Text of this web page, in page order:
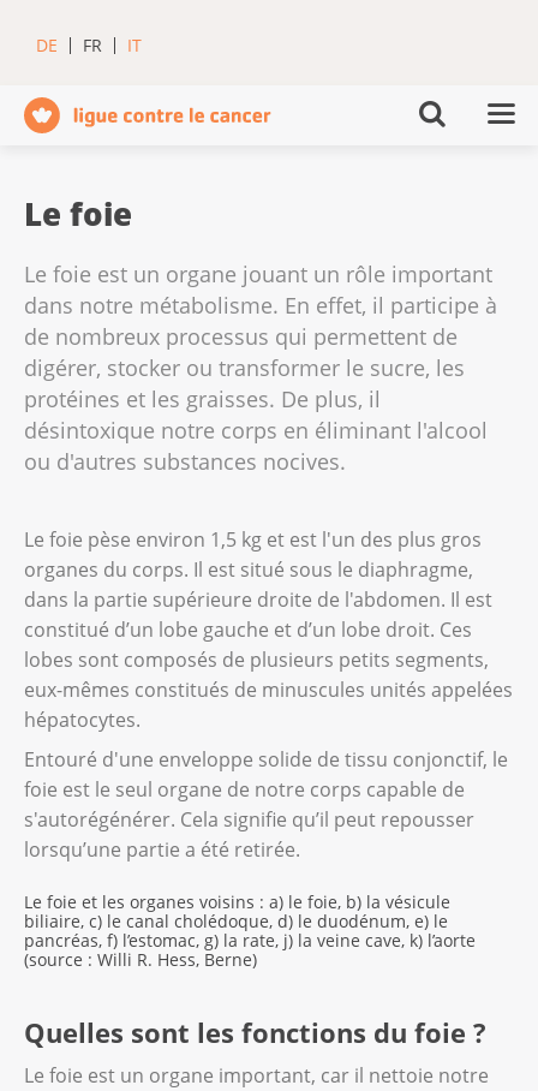
DE FR IT
Le foie
Le foie est un organe jouant un rôle important
dans notre métabolisme. En effet, il participe à
de nombreux processus qui permettent de
digérer, stocker ou transformer le sucre, les
protéines et les graisses. De plus, il
désintoxique notre corps en éliminant l'alcool
ou d'autres substances nocives.
Le foie pèse environ 1,5 kg et est l'un des plus gros
organes du corps. Il est situé sous le diaphragme,
dans la partie supérieure droite de l'abdomen. Il est
constitué d’un lobe gauche et d’un lobe droit. Ces
lobes sont composés de plusieurs petits segments,
eux-mêmes constitués de minuscules unités appelées
hépatocytes.
Entouré d'une enveloppe solide de tissu conjonctif, le
foie est le seul organe de notre corps capable de
s'autorégénérer. Cela signifie qu’il peut repousser
lorsqu’une partie a été retirée.
Le foie et les organes voisins : a) le foie, b) la vésicule
biliaire, c) le canal cholédoque, d) le duodénum, e) le
pancréas, f) l’estomac, g) la rate, j) la veine cave, k) l’aorte
(source : Willi R. Hess, Berne)
Quelles sont les fonctions du foie ?
Le foie est un organe important, car il nettoie notre